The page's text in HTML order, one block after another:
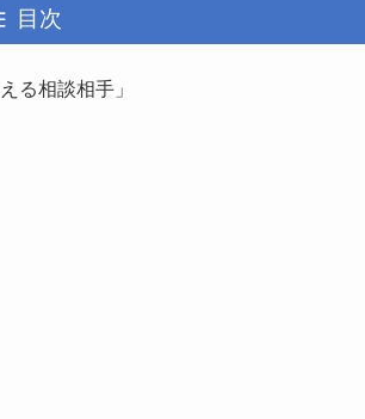
目次
る相談相手」